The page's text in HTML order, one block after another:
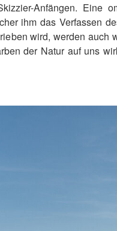
Anfängen. Eine
ihm das Verfassen
wird, werden
der Natur auf uns